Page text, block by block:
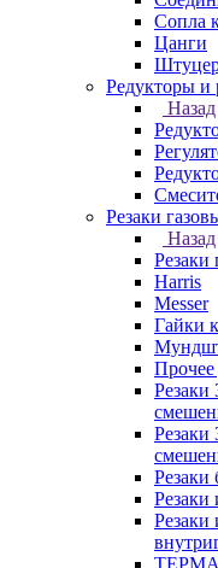
Сопла
Цанги
Редукторы и
Назад
Резаки
Назад
Резаки
Harris
Messer
Гайки
Прочее
Резаки
Резаки
Резаки
Резаки